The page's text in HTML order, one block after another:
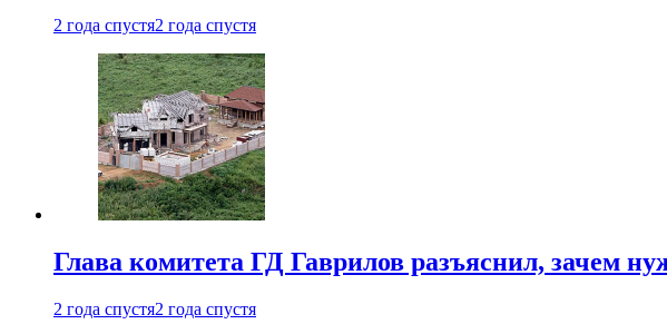
2 года спустя2 года спустя
Глава комитета ГД Гаврилов разъяснил, зачем
2 года спустя2 года спустя